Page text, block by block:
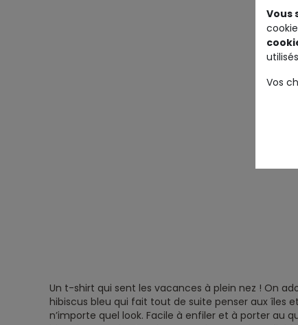
Un t-shirt qui sent les vacances à plein nez ! On
hibiscus bleu qui fait tout de suite penser aux îles
n’importe quel look. Facile à enfiler et à porter au
Vous
Vos